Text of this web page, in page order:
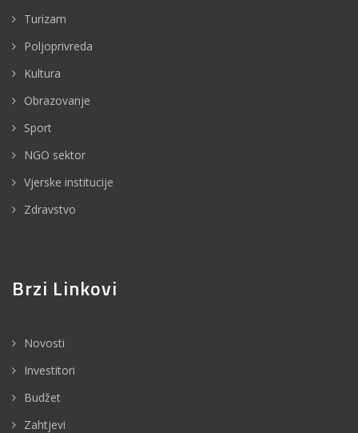
Turizam
Poljoprivreda
Kultura
Obrazovanje
Sport
NGO sektor
Vjerske institucije
Zdravstvo
Brzi Linkovi
Novosti
Investitori
Budžet
Zahtjevi